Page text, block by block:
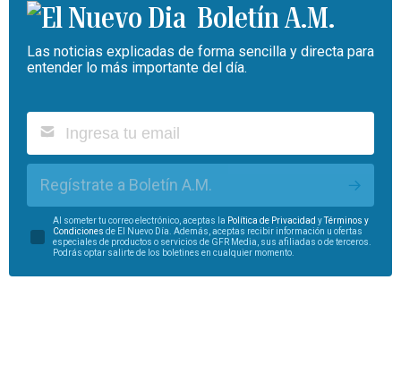
Boletín A.M.
Las noticias explicadas de forma sencilla y directa para
entender lo más importante del día.
Regístrate a Boletín A.M.
Al someter tu correo electrónico, aceptas la Política de Privacidad y
Términos y
Condiciones de El Nuevo Día. Además, aceptas recibir información u ofertas
especiales de productos o servicios de GFR Media, sus afiliadas o de terceros.
Podrás optar salirte de los boletines en cualquier momento.